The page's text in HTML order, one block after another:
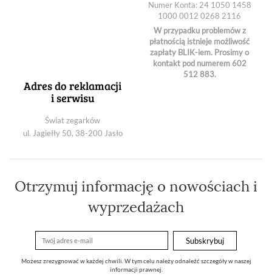
Numer Konta: 24 1050 1458
1000 0012 0268 2116
W przypadku problemów z
płatnością istnieje możliwość
zapłaty BLIK-iem. Prosimy o
kontakt pod numerem 602
512 883.
Adres do reklamacji
i serwisu
Świat zegarków
ul. Jagiełły 50, 38-200 Jasło
Otrzymuj informację o nowościach i
wyprzedażach
Możesz zrezygnować w każdej chwili. W tym celu należy odnaleźć szczegóły w naszej
informacji prawnej.